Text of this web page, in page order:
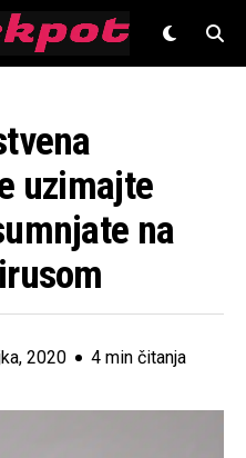
uzimajte
na
2020 4 min čitanja